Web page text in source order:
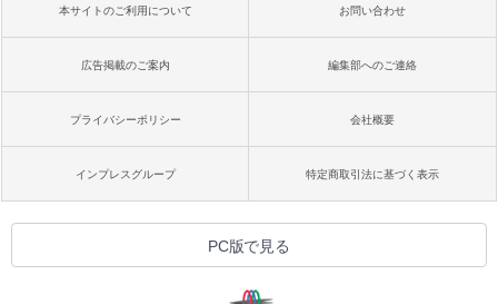
本サイトのご利用について お問い合わせ
広告掲載のご案内 編集部へのご連絡
プライバシーポリシー 会社概要
インプレスグループ 特定商取引法に基づく表示
PC版で見る